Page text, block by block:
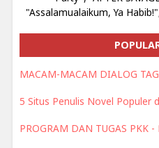
"Assalamualaikum, Ya
MACAM-MACAM DIALOG TAG
5 Situs Penulis Novel Populer
PROGRAM DAN TUGAS PKK -